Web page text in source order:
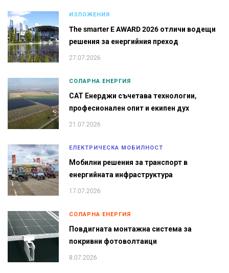
ИЗЛОЖЕНИЯ
The smarter E AWARD 2026 отличи водещи
решения за енергийния преход
27.07.2026
СОЛАРНА ЕНЕРГИЯ
САТ Енерджи съчетава технологии,
професионален опит и екипен дух
21.07.2026
ЕЛЕКТРИЧЕСКА МОБИЛНОСТ
Мобилни решения за транспорт в
енергийната инфраструктура
17.07.2026
СОЛАРНА ЕНЕРГИЯ
Повдигната монтажна система за
покривни фотоволтаици
8.07.2026